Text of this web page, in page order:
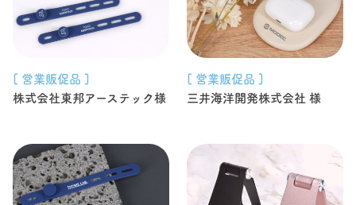
[ 営業販促品 ]
株式会社東邦アーステック様
[ 営業販促品 ]
三井海洋開発株式会社 様